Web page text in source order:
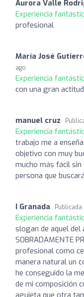
Aurora Valle
Experiencia
profesional
María José
ago
Experiencia
con una gran
manuel cruz
Experiencia
trabajo me a
objetivo con muy
mucho más fácil
persona que
I Granada Publicada
Experiencia
slogan de aquel del
SOBRADAMENTE
profesional como
manera natural un
he conseguido la
de mi composición
agujeta que otra